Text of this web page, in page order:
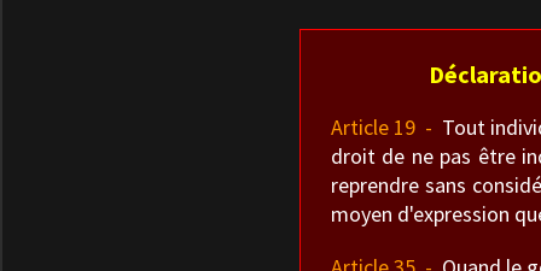
Article 19 - Tout
droit de ne pas être
reprendre sans
moyen d'expression